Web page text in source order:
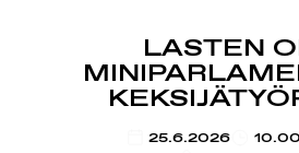
LASTEN
25.6.2026
KLO